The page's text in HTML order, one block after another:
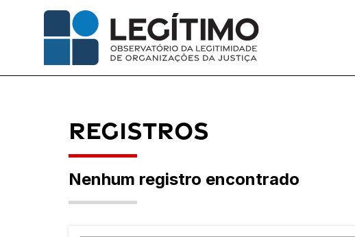
Registros
Nenhum registro encontrado